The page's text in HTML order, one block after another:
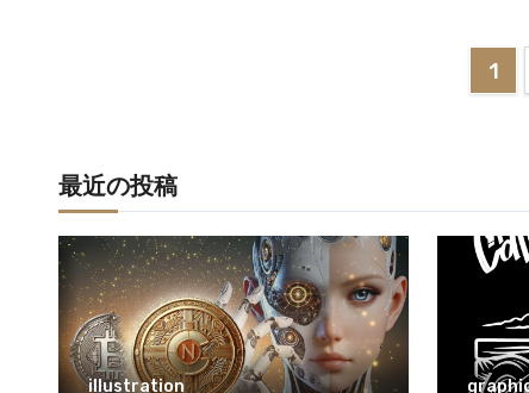
投
ペ
ー
ジ
送
1
最近の投稿
illustration